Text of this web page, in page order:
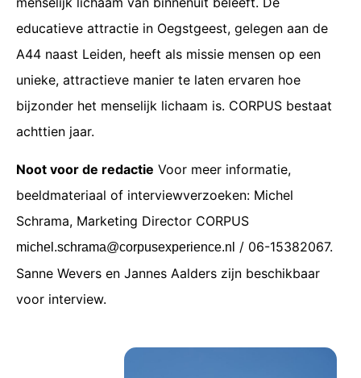
educatieve attractie in Oegstgeest, gelegen aan de
A44 naast Leiden, heeft als missie mensen op een
unieke, attractieve manier te laten ervaren hoe
bijzonder het menselijk lichaam is. CORPUS bestaat
achttien jaar.
Noot voor de redactie Voor meer informatie,
beeldmateriaal of interviewverzoeken: Michel
Schrama, Marketing Director CORPUS
michel.schrama@corpusexperience.nl
/ 06-15382067.
Sanne Wevers en Jannes Aalders zijn beschikbaar
voor interview.